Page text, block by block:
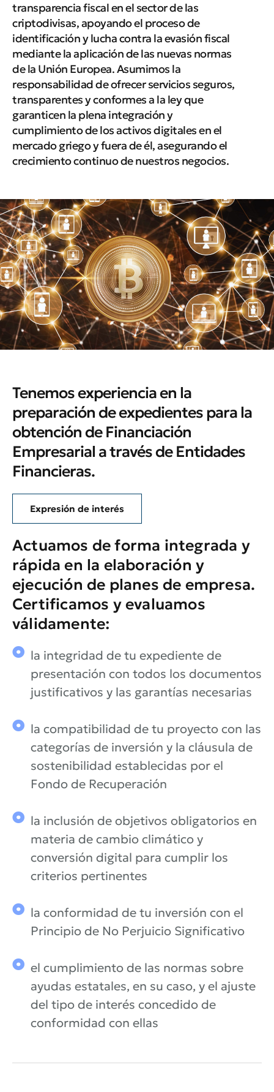
transparencia fiscal en el sector de las
criptodivisas, apoyando el proceso de
identificación y lucha contra la evasión fiscal
mediante la aplicación de las nuevas normas
de la Unión Europea. Asumimos la
responsabilidad de ofrecer servicios seguros,
transparentes y conformes a la ley que
garanticen la plena integración y
cumplimiento de los activos digitales en el
mercado griego y fuera de él, asegurando el
crecimiento continuo de nuestros negocios.
Tenemos experiencia en la
preparación de expedientes para la
obtención de Financiación
Empresarial a través de Entidades
Financieras.
Expresión de interés
Actuamos de forma integrada y
rápida en la elaboración y
ejecución de planes de empresa.
Certificamos y evaluamos
válidamente:
la integridad de tu expediente de
presentación con todos los documentos
justificativos y las garantías necesarias
la compatibilidad de tu proyecto con las
categorías de inversión y la cláusula de
sostenibilidad establecidas por el
Fondo de Recuperación
la inclusión de objetivos obligatorios en
materia de cambio climático y
conversión digital para cumplir los
criterios pertinentes
la conformidad de tu inversión con el
Principio de No Perjuicio Significativo
el cumplimiento de las normas sobre
ayudas estatales, en su caso, y el ajuste
del tipo de interés concedido de
conformidad con ellas